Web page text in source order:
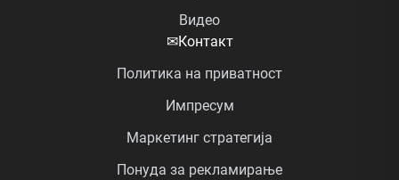
Видео
✉Контакт
Политика на приватност
Импресум
Маркетинг стратегија
Понуда за рекламирање